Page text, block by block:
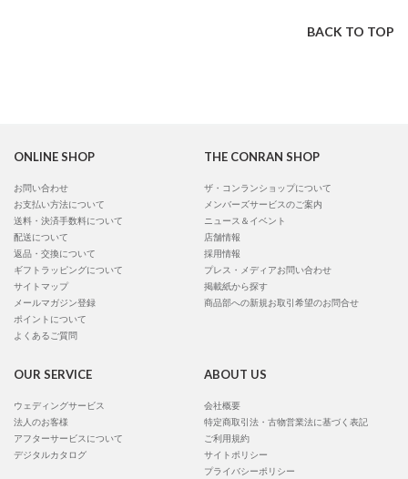
BACK TO TOP
ONLINE SHOP
お問い合わせ
お支払い方法について
送料・決済手数料について
配送について
返品・交換について
ギフトラッピングについて
サイトマップ
メールマガジン登録
ポイントについて
よくあるご質問
THE CONRAN SHOP
ザ・コンランショップについて
メンバーズサービスのご案内
ニュース＆イベント
店舗情報
採用情報
プレス・メディアお問い合わせ
掲載紙から探す
商品部への新規お取引希望のお問合せ
OUR SERVICE
ウェディングサービス
法人のお客様
アフターサービスについて
デジタルカタログ
ABOUT US
会社概要
特定商取引法・古物営業法に基づく表記
ご利用規約
サイトポリシー
プライバシーポリシー